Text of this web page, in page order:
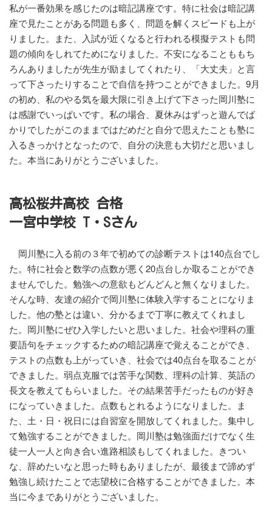
私が一番効果を感じたのは暗記講座です。特に社会は暗記講
座で見たことがある問題も多く、問題を解くスピードも上が
りました。また、入試が近くなると行われる模擬テストも問
題の傾向をしれてためになりました。不安になることももち
ろんありましたが先生が励ましてくれたり、「大丈夫」と言
って下さったりすることで自信を持つことができました。9月
の初め、私のやる気を最大限に引き上げて下さった岡川塾に
は感謝でいっぱいです。私の場合、夏休みはずっと遊んでば
かりでしたがこのままではだめだと自分で思えたことも塾に
入るきっかけとなったので、自分の決意も大切だと思いまし
た。本当にありがとうございました。
高松桜井高校 合格
一宮中学校 T・Sさん
岡川塾に入る前の３年で初めての診断テストは140点台でし
た。特に社会と数学の点数が悪く20点台しか取ることができ
ませんでした。勉強への意欲もどんどんと無くなりました。
そんな時、友達の紹介で岡川塾に体験入学することになりま
した。他の塾とは違い、分かるまで丁寧に教えてくれまし
た。岡川塾にぜひ入学したいと思いました。社会や理科の重
要語句をチェックするための暗記講座で覚えることができ、
テストの点数も上がっていき、社会では40点台を取ることが
できました。弱点克服では苦手な関数、理科の計算、英語の
長文を教えてもらいました。その結果苦手だったものが好き
になっていきました。点数もとれるようになりました。ま
た、土・日・祝日には自習室を開放してくれました。集中し
て勉強することができました。岡川塾は勉強面だけでなく生
徒一人一人と向き合い進路相談もしてくれました。きつい
な、辞めたいなと思った時もありましたが、最後まで諦めず
勉強し続けたことで志望校に合格することができました。本
当に今までありがとうございました。